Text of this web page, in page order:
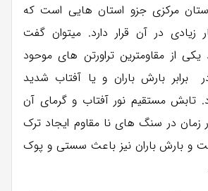
مرکزی جزو استان هایی است که
در آن قرار دارد. میتوان گفت
یکی از مقاومترین تراورتن های موحود
بارش باران و یا آفتاب شدید
تابش مستقیم نور آفتاب و گرمای آن
در سنگ های نا مقاوم ایجاد ترک
و بارش باران نیز باعث سستی و پوک